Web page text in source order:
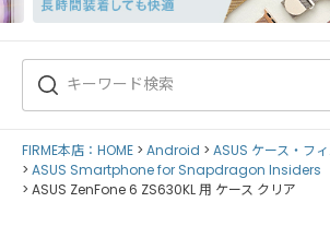
FIRME本店：HOME Android
ASUS ケース・フ
ASUS Smartphone for Snapdragon Insiders
ASUS ZenFone 6 ZS630KL 用 ケース クリア